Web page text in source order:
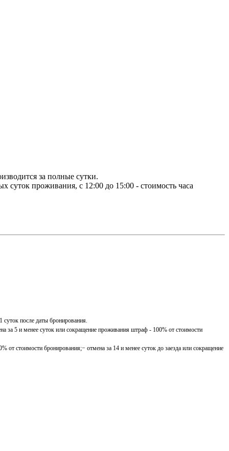
за полные сутки.
суток проживания, с 12:00 до 15:00 - стоимость часа
после даты бронирования.
за 5 и менее суток или сокращение проживания штраф - 100% от стоимости
стоимости бронирования;− отмена за 14 и менее суток до заезда или сокращение